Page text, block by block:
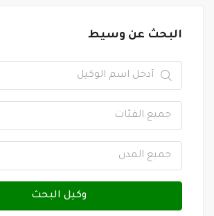
البحث عن وسيط
جميع الفئات
جميع المدن
وكيل البحث